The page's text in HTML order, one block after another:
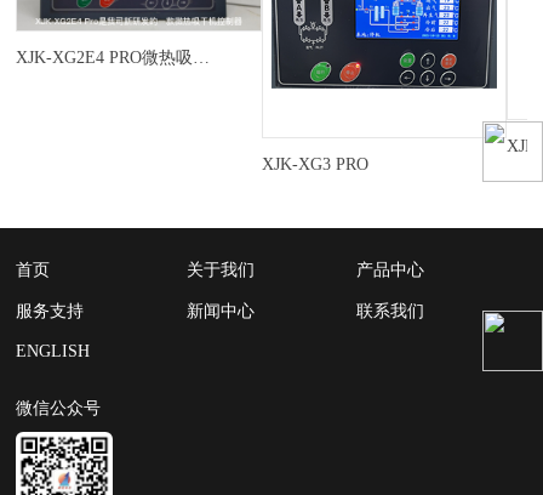
XJK-XG2E4 PRO微热吸干机控制器
XJK-XG3 PRO
首页 关于我们 产品中心
服务支持 新闻中心 联系我们
ENGLISH
微信公众号